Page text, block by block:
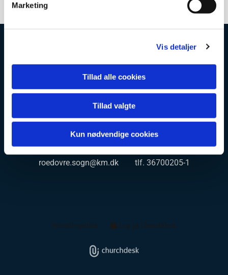
Marketing
Vis detaljer
Tillad alle cookies
Tillad valgte
Kun nødvendige cookies
EAN/GLN 5798000859586 CVR 65 05 71 15
Rødovre kirkegårdskontor Rødovrevej 116, 2610
Rødovre kirkekontor Kirkesvinget 3, 2610 Rødovre
roedovre.sogn@km.dk tlf. 36700205-1
Privatlivspolitik Log på ChurchDesk